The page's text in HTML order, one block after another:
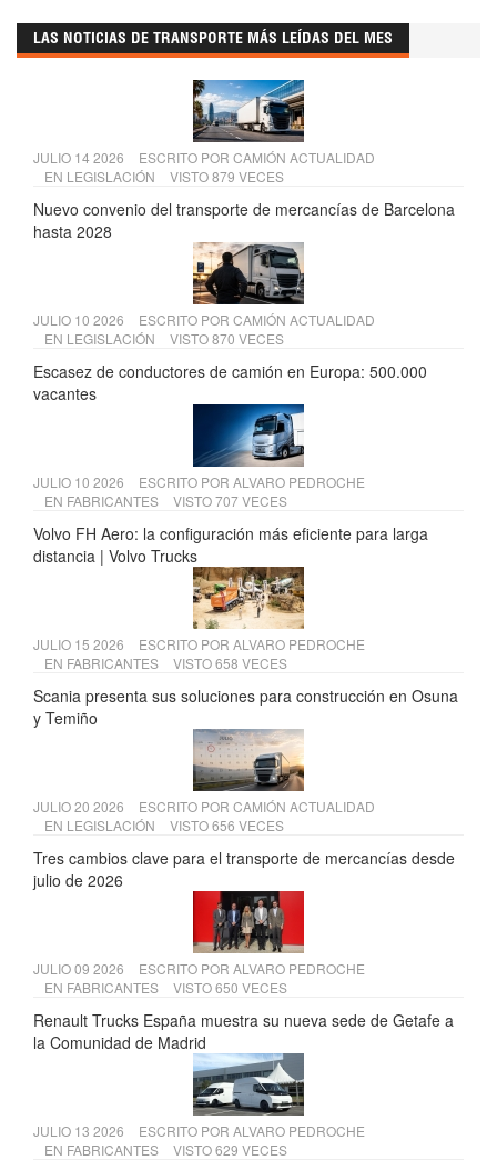
LAS NOTICIAS DE TRANSPORTE MÁS LEÍDAS DEL MES
JULIO 14 2026 ESCRITO POR CAMIÓN ACTUALIDAD
EN LEGISLACIÓN VISTO 879 VECES
Nuevo convenio del transporte de mercancías de Barcelona
hasta 2028
JULIO 10 2026 ESCRITO POR CAMIÓN ACTUALIDAD
EN LEGISLACIÓN VISTO 870 VECES
Escasez de conductores de camión en Europa: 500.000
vacantes
JULIO 10 2026 ESCRITO POR ALVARO PEDROCHE
EN FABRICANTES VISTO 707 VECES
Volvo FH Aero: la configuración más eficiente para larga
distancia | Volvo Trucks
JULIO 15 2026 ESCRITO POR ALVARO PEDROCHE
EN FABRICANTES VISTO 658 VECES
Scania presenta sus soluciones para construcción en Osuna
y Temiño
JULIO 20 2026 ESCRITO POR CAMIÓN ACTUALIDAD
EN LEGISLACIÓN VISTO 656 VECES
Tres cambios clave para el transporte de mercancías desde
julio de 2026
JULIO 09 2026 ESCRITO POR ALVARO PEDROCHE
EN FABRICANTES VISTO 650 VECES
Renault Trucks España muestra su nueva sede de Getafe a
la Comunidad de Madrid
JULIO 13 2026 ESCRITO POR ALVARO PEDROCHE
EN FABRICANTES VISTO 629 VECES